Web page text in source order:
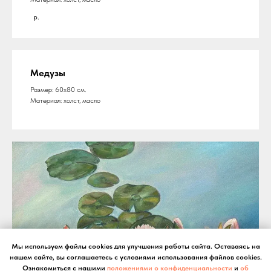
р.
Медузы
Размер: 60х80 см.
Материал: холст, масло
Мы используем файлы cookies для улучшения работы сайта. Оставаясь на
нашем сайте, вы соглашаетесь с условиями использования файлов cookies.
Ознакомиться с нашими положениями о конфиденциальности и об